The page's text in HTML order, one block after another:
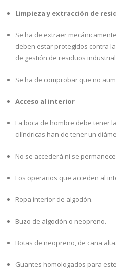
Mi cuenta
Detalles de la cuenta
Editar cuenta
Cerrar sesión
Limpieza y extracción de
Se ha de extraer
deben estar protegidos contra
de gestión de residuos
Se ha de comprobar que no
Acceso al interior
La boca de hombre debe tener
cilíndricas han de tener un
No se accederá ni se
Los operarios que acceden al
Ropa interior de algodón.
Buzo de algodón o neopreno.
Botas de neopreno, de caña alta.
Guantes homologados para